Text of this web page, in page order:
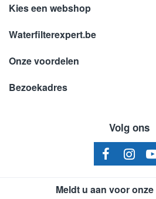
Kies een webshop
Waterfilterexpert.be
Onze voordelen
Bezoekadres
Volg ons
Meldt u aan voor